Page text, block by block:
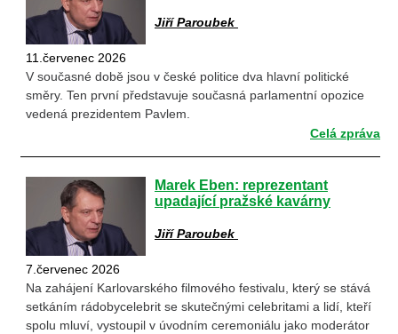
Jiří Paroubek
11.červenec 2026
V současné době jsou v české politice dva hlavní politické
směry. Ten první představuje současná parlamentní opozice
vedená prezidentem Pavlem.
Celá zpráva
Marek Eben: reprezentant
upadající pražské kavárny
Jiří Paroubek
7.červenec 2026
Na zahájení Karlovarského filmového festivalu, který se stává
setkáním rádobycelebrit se skutečnými celebritami a lidí, kteří
spolu mluví, vystoupil v úvodním ceremoniálu jako moderátor